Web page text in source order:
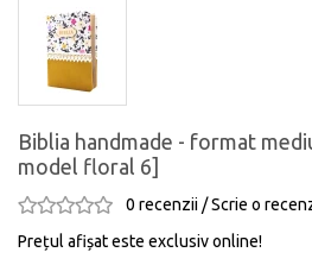
Biblia handmade - format
model floral 6]
0 recenzii /Scrie o
Prețul afișat este exclusiv online!